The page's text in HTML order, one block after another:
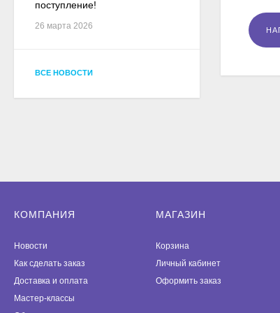
поступление!
26 марта 2026
ВСЕ НОВОСТИ
КОМПАНИЯ
Новости
Как сделать заказ
Доставка и оплата
Мастер-классы
МАГАЗИН
Корзина
Личный кабинет
Оформить заказ